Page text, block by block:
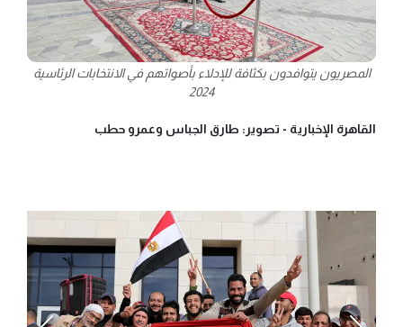
المصريون يتوافدون بكثافة للإدلاء بأصواتهم في الانتخابات الرئاسية
2024
القاهرة الإخبارية - تصوير: طارق الجباس وعمرو حطب